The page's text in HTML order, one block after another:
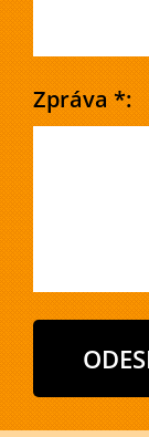
Zpráva *: